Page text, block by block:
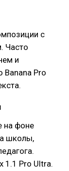
с
Часто
и
Pro
на фоне
школы,
1.1 Pro Ultra.